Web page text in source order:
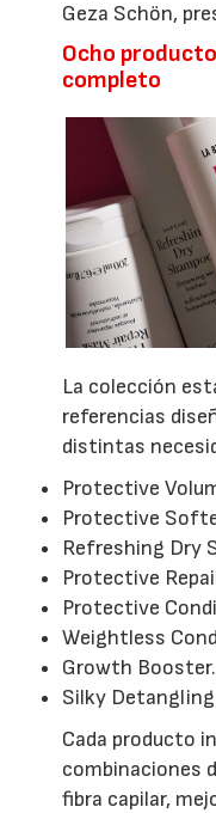
Geza Schön,
Ocho
completo
La colección
referencias
distintas
Protective
Protective
Refreshing Dry
Protective
Protective
Weightless
Growth Booster.
Silky Detangling
Cada producto
combinaciones
fibra capilar,